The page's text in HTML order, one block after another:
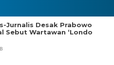
Jurnalis Desak Prabowo
Sebut Wartawan ‘Londo